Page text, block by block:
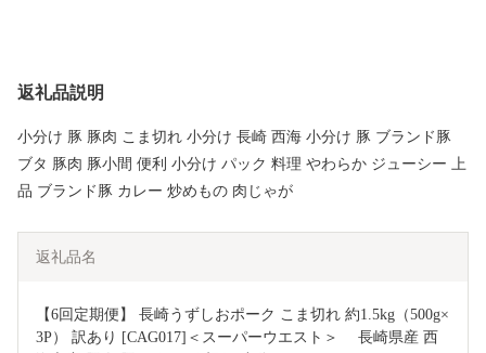
返礼品説明
小分け 豚 豚肉 こま切れ 小分け 長崎 西海 小分け 豚 ブランド豚
ブタ 豚肉 豚小間 便利 小分け パック 料理 やわらか ジューシー 上
品 ブランド豚 カレー 炒めもの 肉じゃが
返礼品名
【6回定期便】 長崎うずしおポーク こま切れ 約1.5kg（500g×
3P） 訳あり [CAG017]＜スーパーウエスト＞　 長崎県産 西